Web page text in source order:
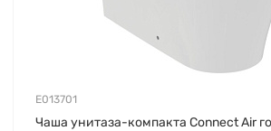
E013701
Чаша унитаза-компакта Connect Air